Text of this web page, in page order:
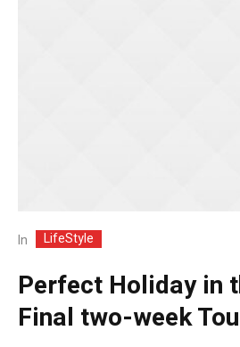
In LifeStyle
Perfect Holiday in
Final two-week